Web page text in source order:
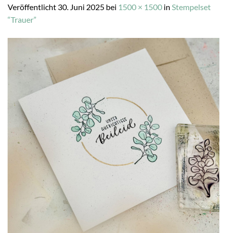
Veröffentlicht 30. Juni 2025 bei 1500 × 1500 in Stempelset
“Trauer”